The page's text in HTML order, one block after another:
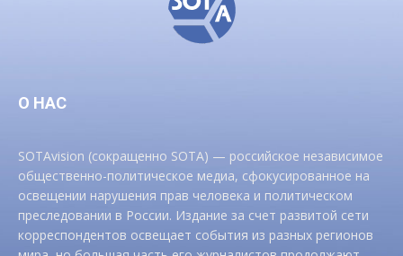
О НАС
SOTAvision (сокращенно SOTA) — российское независимое
общественно-политическое медиа, сфокусированное на
освещении нарушения прав человека и политическом
преследовании в России. Издание за счет развитой сети
корреспондентов освещает события из разных регионов